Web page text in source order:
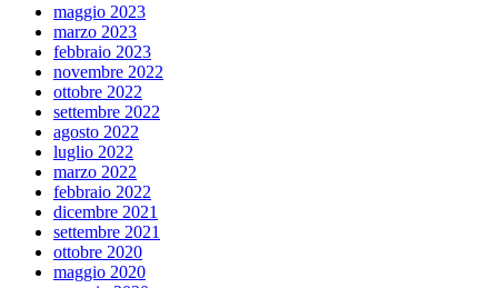
maggio 2023
marzo 2023
febbraio 2023
novembre 2022
ottobre 2022
settembre 2022
agosto 2022
luglio 2022
marzo 2022
febbraio 2022
dicembre 2021
settembre 2021
ottobre 2020
maggio 2020